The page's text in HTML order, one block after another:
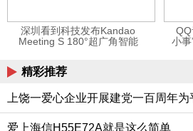
深圳看到科技发布Kandao
Meeting S 180°超广角智能
小事
精彩推荐
上饶一爱心企业开展建党一百周年
爱上海信H55E72A就是这么简单